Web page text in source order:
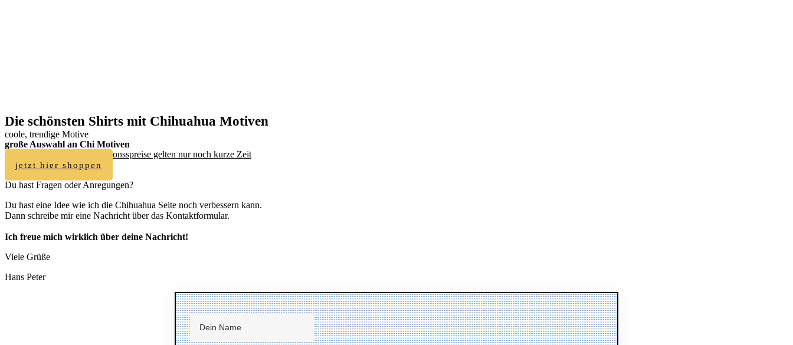
Die schönsten Shirts mit Chihuahua Motiven
coole, trendige Motive
große Auswahl an Chi Motiven
Achtung - die günstigen Aktionsspreise gelten nur noch kurze Zeit
jetzt hier shoppen
Du hast Fragen oder Anregungen?
Du hast eine Idee wie ich die Chihuahua Seite noch verbessern kann.
Dann schreibe mir eine Nachricht über das Kontaktformular.
Ich freue mich wirklich über deine Nachricht!
Viele Grüße
Hans Peter